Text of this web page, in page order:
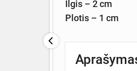
Ilgis – 2 cm
Plotis – 1 cm